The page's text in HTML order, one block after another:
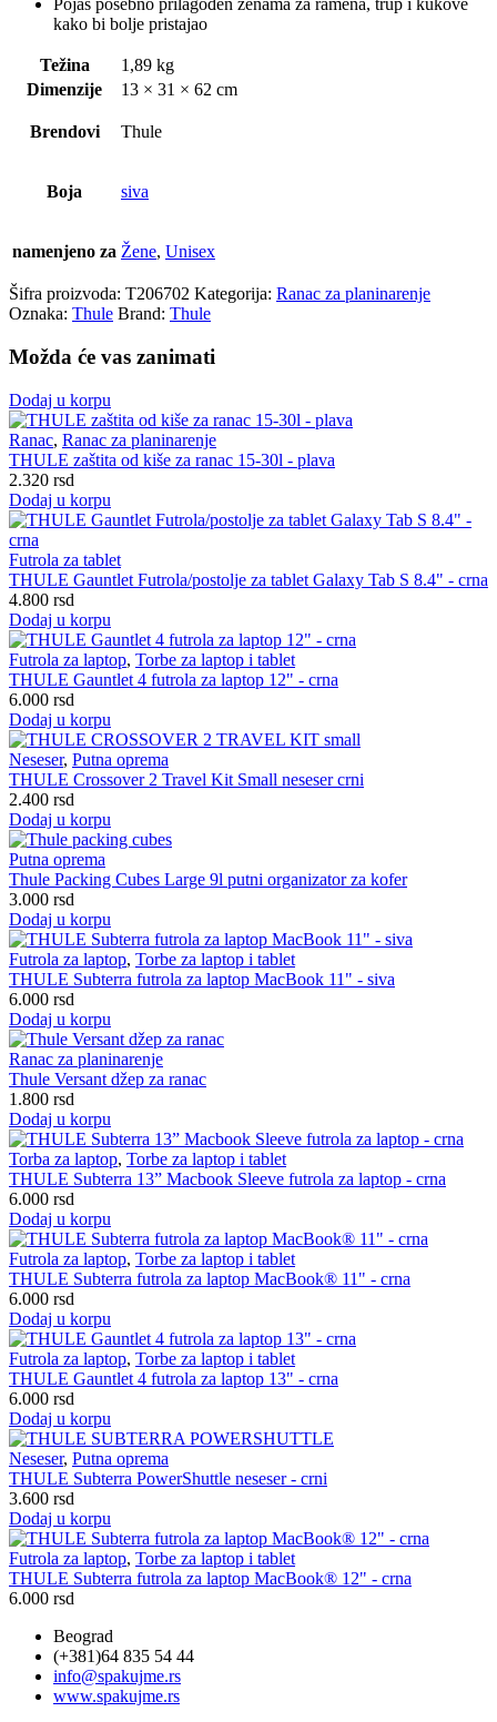
Pojas posebno prilagođen ženama za ramena, trup i kukove
kako bi bolje pristajao
Težina
1,89 kg
Dimenzije
13 × 31 × 62 cm
Brendovi Thule
Boja siva
namenjeno za Žene, Unisex
Šifra proizvoda: T206702 Kategorija: Ranac za planinarenje
Oznaka: Thule Brand: Thule
Možda će vas zanimati
Dodaj u korpu
Ranac, Ranac za planinarenje
THULE zaštita od kiše za ranac 15-30l - plava
2.320 rsd
Dodaj u korpu
Futrola za tablet
THULE Gauntlet Futrola/postolje za tablet Galaxy Tab S 8.4" - crna
4.800 rsd
Dodaj u korpu
Futrola za laptop, Torbe za laptop i tablet
THULE Gauntlet 4 futrola za laptop 12" - crna
6.000 rsd
Dodaj u korpu
Neseser, Putna oprema
THULE Crossover 2 Travel Kit Small neseser crni
2.400 rsd
Dodaj u korpu
Putna oprema
Thule Packing Cubes Large 9l putni organizator za kofer
3.000 rsd
Dodaj u korpu
Futrola za laptop, Torbe za laptop i tablet
THULE Subterra futrola za laptop MacBook 11" - siva
6.000 rsd
Dodaj u korpu
Ranac za planinarenje
Thule Versant džep za ranac
1.800 rsd
Dodaj u korpu
Torba za laptop, Torbe za laptop i tablet
THULE Subterra 13” Macbook Sleeve futrola za laptop - crna
6.000 rsd
Dodaj u korpu
Futrola za laptop, Torbe za laptop i tablet
THULE Subterra futrola za laptop MacBook® 11" - crna
6.000 rsd
Dodaj u korpu
Futrola za laptop, Torbe za laptop i tablet
THULE Gauntlet 4 futrola za laptop 13" - crna
6.000 rsd
Dodaj u korpu
Neseser, Putna oprema
THULE Subterra PowerShuttle neseser - crni
3.600 rsd
Dodaj u korpu
Futrola za laptop, Torbe za laptop i tablet
THULE Subterra futrola za laptop MacBook® 12" - crna
6.000 rsd
Beograd
(+381)64 835 54 44
info@spakujme.rs
www.spakujme.rs